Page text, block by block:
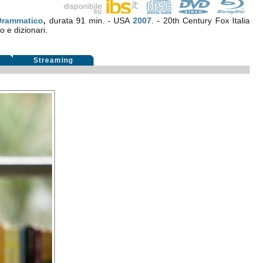
, durata 91 min. - USA 2007. - 20th Century Fox Italia
e dizionari.
Streaming